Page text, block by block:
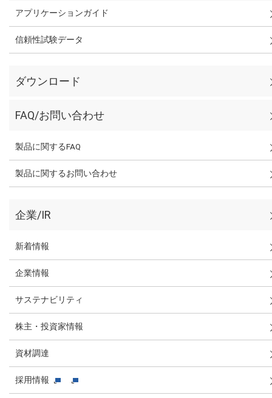
アプリケーションガイド
信頼性試験データ
ダウンロード
FAQ/お問い合わせ
製品に関するFAQ
製品に関するお問い合わせ
企業/IR
新着情報
企業情報
サステナビリティ
株主・投資家情報
資材調達
採用情報